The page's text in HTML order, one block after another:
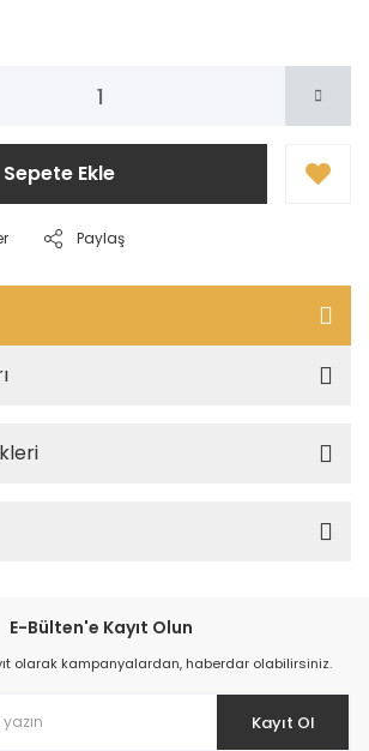
Sepete Ekle
Paylaş
E-Bülten'e Kayıt Olun
olarak kampanyalardan, haberdar olabilirsiniz.
Kayıt Ol